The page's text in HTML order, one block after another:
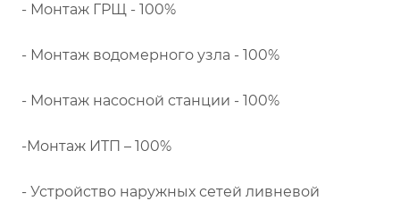
- Монтаж ГРЩ - 100%
- Монтаж водомерного узла - 100%
- Монтаж насосной станции - 100%
-Монтаж ИТП – 100%
- Устройство наружных сетей ливневой